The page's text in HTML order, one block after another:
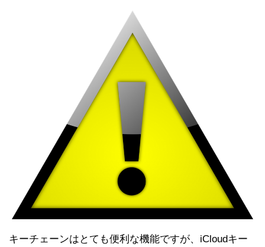
キーチェーンはとても便利な機能ですが、iCloudキー